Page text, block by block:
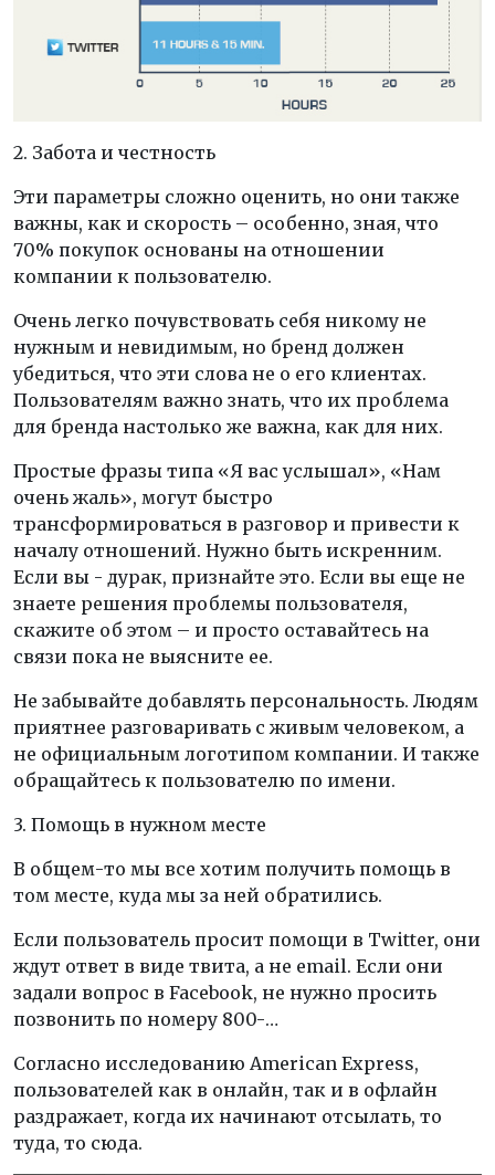
2. Забота и честность
Эти параметры сложно оценить, но они также
важны, как и скорость – особенно, зная, что
70% покупок основаны на отношении
компании к пользователю.
Очень легко почувствовать себя никому не
нужным и невидимым, но бренд должен
убедиться, что эти слова не о его клиентах.
Пользователям важно знать, что их проблема
для бренда настолько же важна, как для них.
Простые фразы типа «Я вас услышал», «Нам
очень жаль», могут быстро
трансформироваться в разговор и привести к
началу отношений. Нужно быть искренним.
Если вы - дурак, признайте это. Если вы еще не
знаете решения проблемы пользователя,
скажите об этом – и просто оставайтесь на
связи пока не выясните ее.
Не забывайте добавлять персональность. Людям
приятнее разговаривать с живым человеком, а
не официальным логотипом компании. И также
обращайтесь к пользователю по имени.
3. Помощь в нужном месте
В общем-то мы все хотим получить помощь в
том месте, куда мы за ней обратились.
Если пользователь просит помощи в Twitter, они
ждут ответ в виде твита, а не email. Если они
задали вопрос в Facebook, не нужно просить
позвонить по номеру 800-…
Согласно исследованию American Express,
пользователей как в онлайн, так и в офлайн
раздражает, когда их начинают отсылать, то
туда, то сюда.